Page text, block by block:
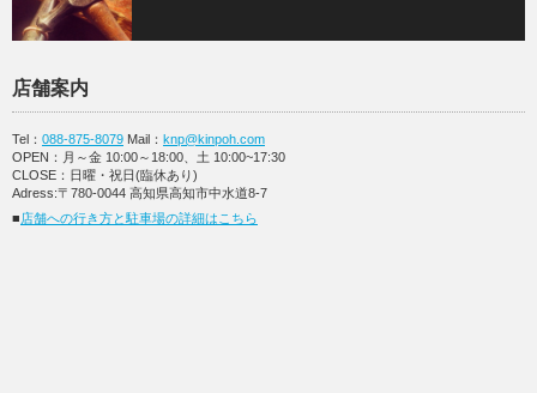
店舗案内
Tel： 088-875-8079 Mail： knp@kinpoh.com
OPEN：月～金 10:00～18:00、土 10:00~17:30
CLOSE：日曜・祝日(臨休あり)
Adress:〒780-0044 高知県高知市中水道8-7
■店舗への行き方と駐車場の詳細はこちら